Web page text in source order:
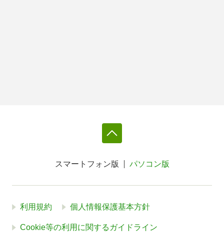
スマートフォン版 パソコン版
利用規約 個人情報保護基本方針
Cookie等の利用に関するガイドライン